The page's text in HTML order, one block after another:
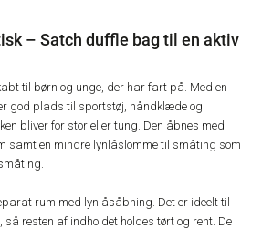
– Satch duffle bag til en aktiv
til børn og unge, der har fart på. Med en
god plads til sportstøj, håndklæde og
bliver for stor eller tung. Den åbnes med
samt en mindre lynlåslomme til småting som
rum med lynlåsåbning. Det er ideelt til
resten af indholdet holdes tørt og rent. De